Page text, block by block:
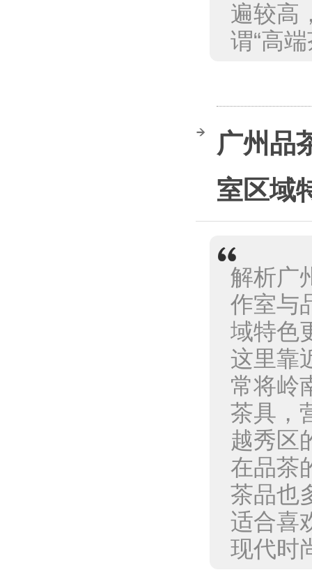
遍较高
谓“高
广州品
室区域
解析广
作室与
域特色
这里靠
常将岭
茶具，
越秀区
在品茶
茶品也
适合喜
现代时